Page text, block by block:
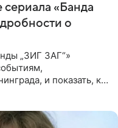
сериала «Банда
о
„ЗИГ ЗАГ“»
и показать, как